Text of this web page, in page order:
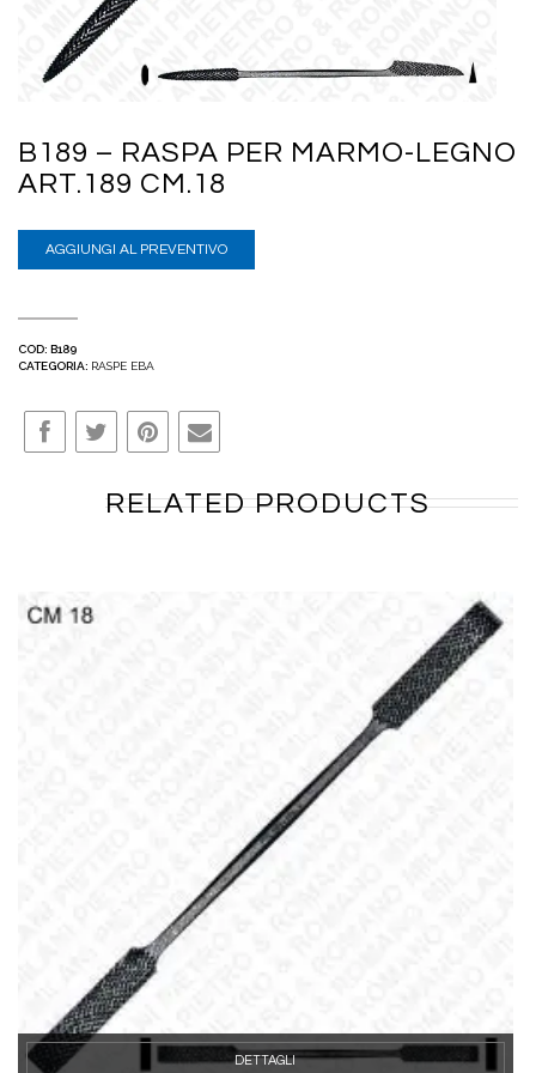
B189 – RASPA PER MARMO-LEGNO
ART.189 CM.18
AGGIUNGI AL PREVENTIVO
COD: B189
CATEGORIA: RASPE EBA
RELATED PRODUCTS
DETTAGLI